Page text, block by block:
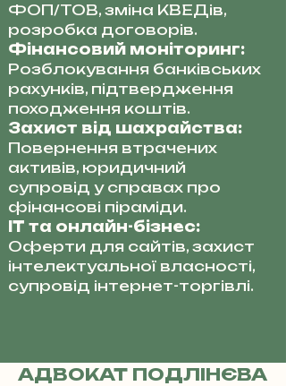
ФОП/ТОВ, зміна КВЕДів,
розробка договорів.
Фінансовий моніторинг:
Розблокування банківських
рахунків, підтвердження
походження коштів.
Захист від шахрайства:
Повернення втрачених
активів, юридичний
супровід у справах про
фінансові піраміди.
IT та онлайн-бізнес:
Оферти для сайтів, захист
інтелектуальної власності,
супровід інтернет-торгівлі.
АДВОКАТ ПОДЛІНЄВА